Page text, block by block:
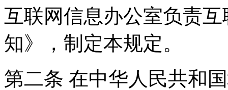
互联网信息办公室负责
知》，制定本规定。
第二条 在中华人民共和